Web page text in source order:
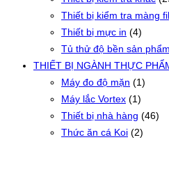
Thiết bị kiểm tra màng
Thiết bị mực in (4)
Tủ thử độ bền sản phẩm
THIẾT BỊ NGÀNH THỰC
Máy đo độ mặn (1)
Máy lắc Vortex (1)
Thiết bị nhà hàng (46)
Thức ăn cá Koi (2)